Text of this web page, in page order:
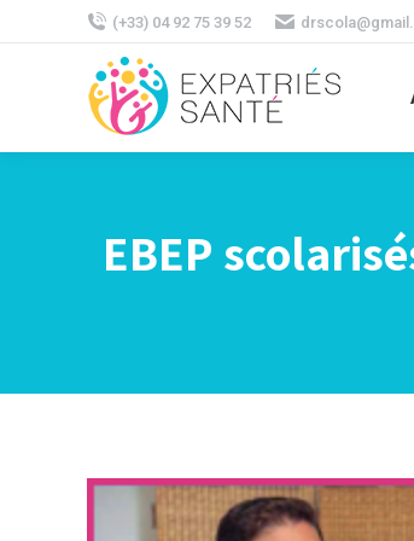
(+33) 04 92 75 39 52
EBEP